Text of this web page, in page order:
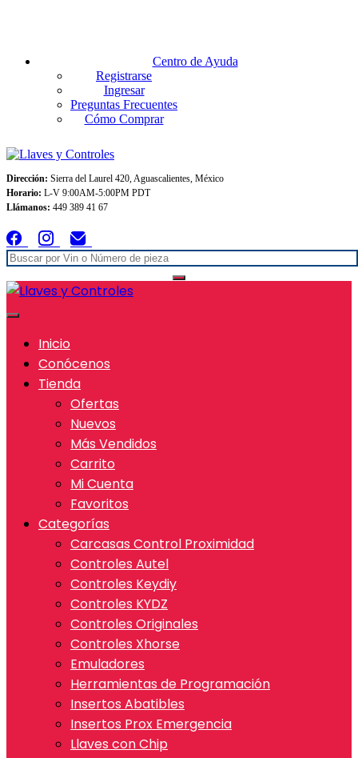
Centro de Ayuda
Registrarse
Ingresar
Preguntas Frecuentes
Cómo Comprar
Dirección: Sierra del Laurel 420, Aguascalientes, México
Horario: L-V 9:00AM-5:00PM PDT
Llámanos: 449 389 41 67
Inicio
Conócenos
Tienda
Ofertas
Nuevos
Más Vendidos
Carrito
Mi Cuenta
Favoritos
Categorías
Carcasas Control Proximidad
Controles Autel
Controles Keydiy
Controles KYDZ
Controles Originales
Controles Xhorse
Emuladores
Herramientas de Programación
Insertos Abatibles
Insertos Prox Emergencia
Llaves con Chip